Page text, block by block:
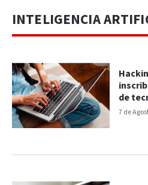
INTELIGENCIA
7 de
de